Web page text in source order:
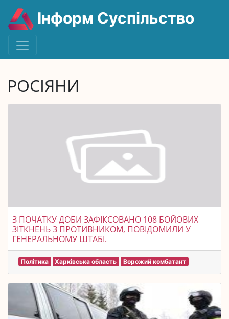
Інформ Суспільство
РОСІЯНИ
З ПОЧАТКУ ДОБИ ЗАФІКСОВАНО 108 БОЙОВИХ
ЗІТКНЕНЬ З ПРОТИВНИКОМ, ПОВІДОМИЛИ У
ГЕНЕРАЛЬНОМУ ШТАБІ.
Політика Харківська область Ворожий комбатант